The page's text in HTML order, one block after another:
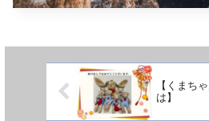
【くまち
は】